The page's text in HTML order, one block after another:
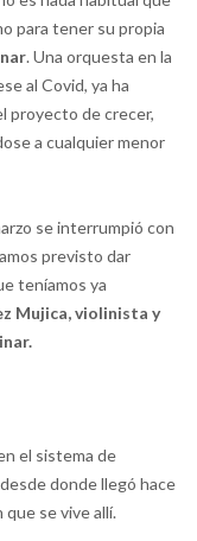
para tener su propia
. Una orquesta en la
al Covid, ya ha
proyecto de crecer,
a cualquier menor
se interrumpió con
previsto dar
teníamos ya
Mujica, violinista y
el sistema de
donde llegó hace
se vive allí.